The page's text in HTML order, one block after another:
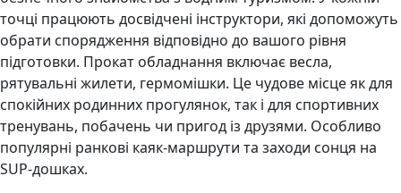
точці працюють досвідчені інструктори, які допоможуть
обрати спорядження відповідно до вашого рівня
підготовки. Прокат обладнання включає весла,
рятувальні жилети, гермомішки. Це чудове місце як для
спокійних родинних прогулянок, так і для спортивних
тренувань, побачень чи пригод із друзями. Особливо
популярні ранкові каяк-маршрути та заходи сонця на
SUP-дошках.